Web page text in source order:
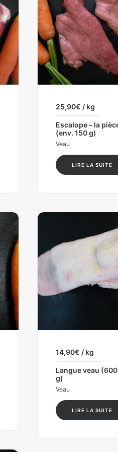
25,90€ / kg
Escalope – la
(env. 150 g)
Veau
LIRE LA SUITE
14,90€ / kg
Langue veau
g)
Veau
LIRE LA SUITE